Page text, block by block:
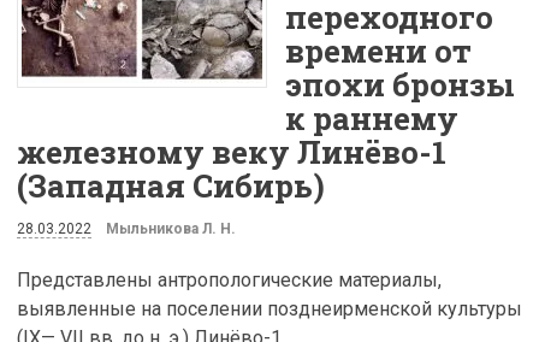
переходного
времени от
эпохи бронзы
к раннему
железному веку Линёво-1
(Западная Сибирь)
28.03.2022 Мыльникова Л. Н.
Представлены антропологические материалы,
выявленные на поселении позднеирменской культуры